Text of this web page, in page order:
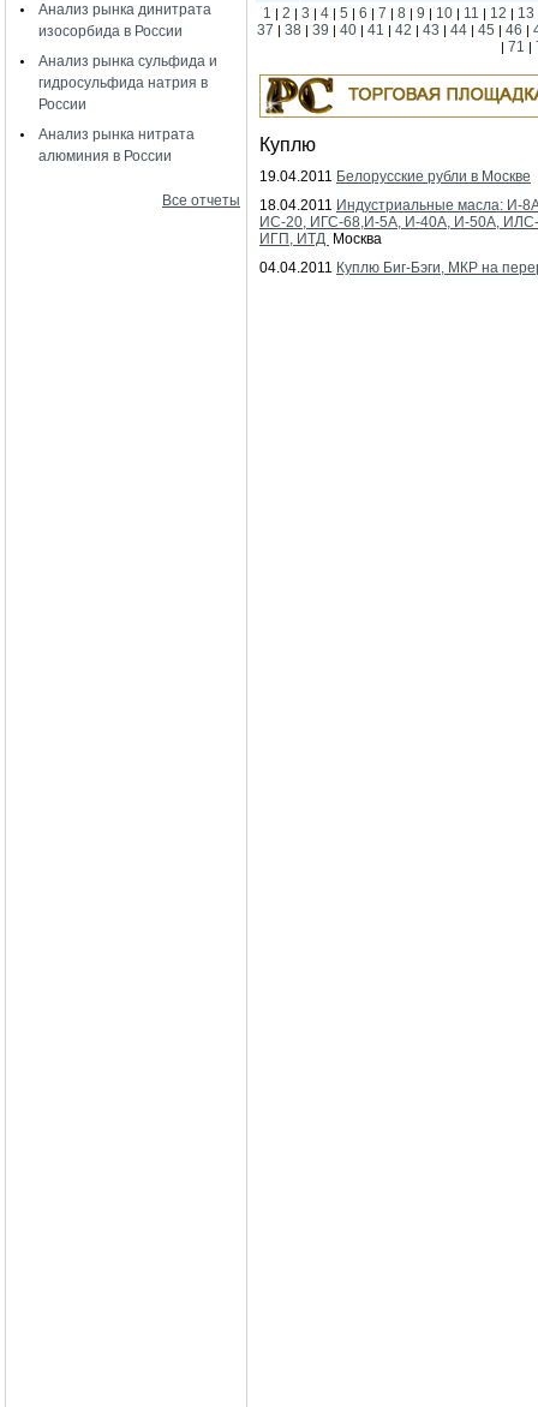
Анализ рынка динитрата
изосорбида в России
Анализ рынка сульфида и
гидросульфида натрия в
России
Анализ рынка нитрата
алюминия в России
Все отчеты
1 |2 |3 |4 |5 |6 |7 |8 |9 | 10 | 11 | 12 | 13
37 |38 |39 |40 |41 |42 |43 |44 |45 |46 |
|71 |
Куплю
19.04.2011 Белорусские рубли в Москве
18.04.2011 Индустриальные масла: И-
ИС-20, ИГС-68,И-5А, И-40А, И-50А,
ИГП, ИТД Москва
04.04.2011 Куплю Биг-Бэги, МКР на